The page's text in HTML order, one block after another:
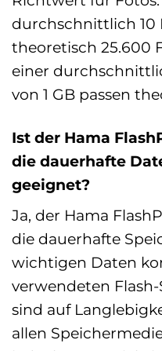
durchschnittlich 10
theoretisch 25.600
einer
von 1 GB passen
Ist der Hama
die dauerhafte
geeignet?
Ja, der Hama
die dauerhafte
wichtigen Daten
verwendeten
sind auf
allen